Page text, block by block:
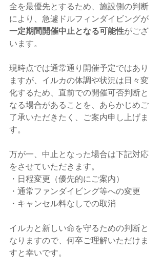
全を最優先とするため、施設側の判断
により、急遽ドルフィンダイビングが
一定期間開催中止となる可能性がござ
います。
現時点では通常通り開催予定ではあり
ますが、イルカの体調や状況は日々変
化するため、直前での開催可否判断と
なる場合があることを、あらかじめご
了承いただきたく、ご案内申し上げま
す。
万が一、中止となった場合は下記対応
をさせていただきます。
・日程変更（優先的にご案内）
・通常ファンダイビング等への変更
・キャンセル料なしでの取消
イルカと新しい命を守るための判断と
なりますので、何卒ご理解いただけま
すと幸いです。